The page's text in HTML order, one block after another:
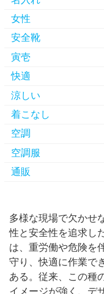
女性
安全靴
寅壱
快適
涼しい
着こなし
空調
空調服
通販
多様な現場で欠かせ
性と安全性を追求し
は、重労働や危険を
守り、快適に作業で
ある。従来、この種
イメージが強く、デ